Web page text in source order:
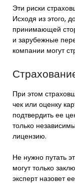
Эти риски
Исходя из этого,
принимающей
и зарубежные
компании могут
При этом
чек или оценку
подтвердить ее
только
лицензию.
Не нужно путать
могут только
эксперт назовет